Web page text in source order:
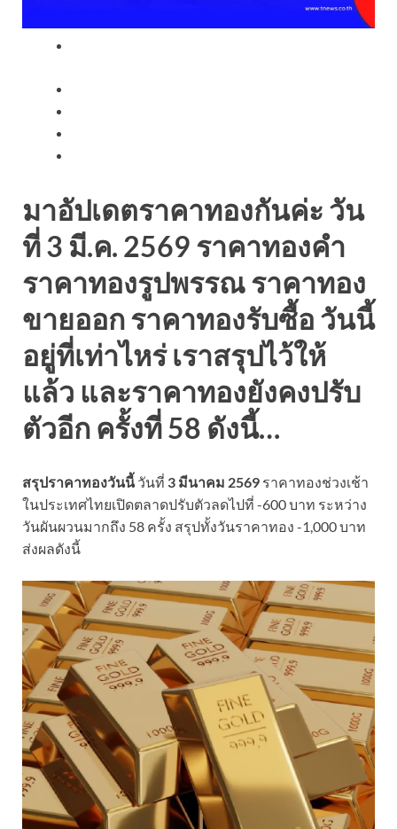
มาอัปเดตราคาทองกันค่ะ วัน
ที่ 3 มี.ค. 2569 ราคาทองคำ
ราคาทองรูปพรรณ ราคาทอง
ขายออก ราคาทองรับซื้อ วันนี้
อยู่ที่เท่าไหร่ เราสรุปไว้ให้
แล้ว และราคาทองยังคงปรับ
ตัวอีก ครั้งที่ 58 ดังนี้…
สรุปราคาทองวันนี้วันที่ 3 มีนาคม 2569 ราคาทองช่วงเช้า
ในประเทศไทยเปิดตลาดปรับตัวลดไปที่ -600 บาท ระหว่าง
วันผันผวนมากถึง 58 ครั้ง สรุปทั้งวันราคาทอง -1,000 บาท
ส่งผลดังนี้